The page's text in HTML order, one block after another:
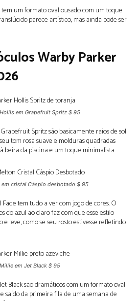
tem um formato oval ousado com um toque
parece artístico, mas ainda pode ser
Warby Parker
em Grapefruit Spritz $ 95
Spritz são basicamente raios de sol
tom rosa suave e molduras quadradas
beira da piscina e um toque minimalista.
em cristal Cáspio desbotado $ 95
tem tudo a ver com jogo de cores. O
do azul ao claro faz com que esse estilo
leve, como se seu rosto estivesse refletindo
em Jet Black $ 95
Black são dramáticos com um formato oval
saído da primeira fila de uma semana de